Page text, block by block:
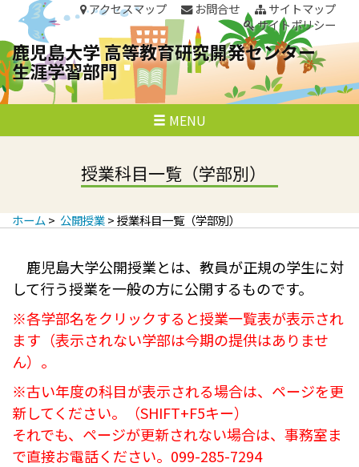
アクセスマップ お問合せ
サイトマップ
サイトポリシー
鹿児島大学 高等教育研究開発センター
生涯学習部門
r
m
a
M
e
n
u
S
i
o
n
MENU
鹿児島大学 高等教育研究開発センター 生涯学
習部門
授業科目一覧（学部別）
ホーム > 公開授業> 授業科目一覧（学部別）
鹿児島大学公開授業とは、教員が正規の学生に対
して行う授業を一般の方に公開するものです。
※各学部名をクリックすると授業一覧表が表示され
ます（表示されない学部は今期の提供はありませ
ん）。
※古い年度の科目が表示される場合は、ページを更
新してください。（SHIFT+F5キー）
それでも、ページが更新されない場合は、事務室ま
で直接お電話ください。099-285-7294